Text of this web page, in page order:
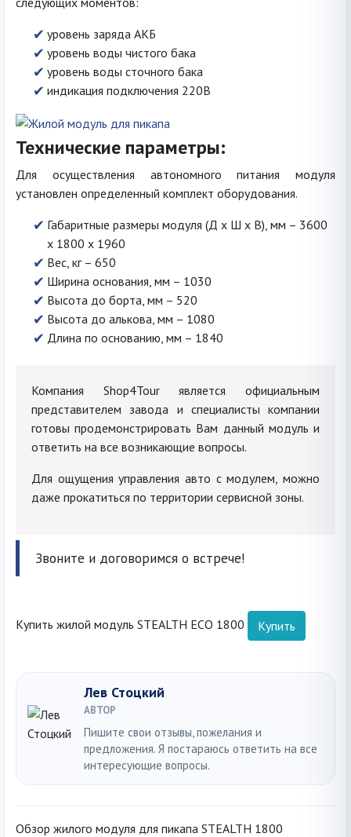
уровень заряда АКБ
уровень воды чистого бака
уровень воды сточного бака
индикация подключения 220В
Технические параметры:
Для осуществления автономного питания модуля
установлен определенный комплект оборудования.
Габаритные размеры модуля (Д х Ш х В), мм – 3600
х 1800 х 1960
Вес, кг – 650
Ширина основания, мм – 1030
Высота до борта, мм – 520
Высота до алькова, мм – 1080
Длина по основанию, мм – 1840
Компания Shop4Tour является официальным
представителем завода и специалисты компании
готовы продемонстрировать Вам данный модуль и
ответить на все возникающие вопросы.
Для ощущения управления авто с модулем, можно
даже прокатиться по территории сервисной зоны.
Звоните и договоримся о встрече!
Купить жилой модуль STEALTH ECO 1800 Купить
Лев Стоцкий
АВТОР
Пишите свои отзывы, пожелания и
предложения. Я постараюсь ответить на все
интересующие вопросы.
Обзор жилого модуля для пикапа STEALTH 1800